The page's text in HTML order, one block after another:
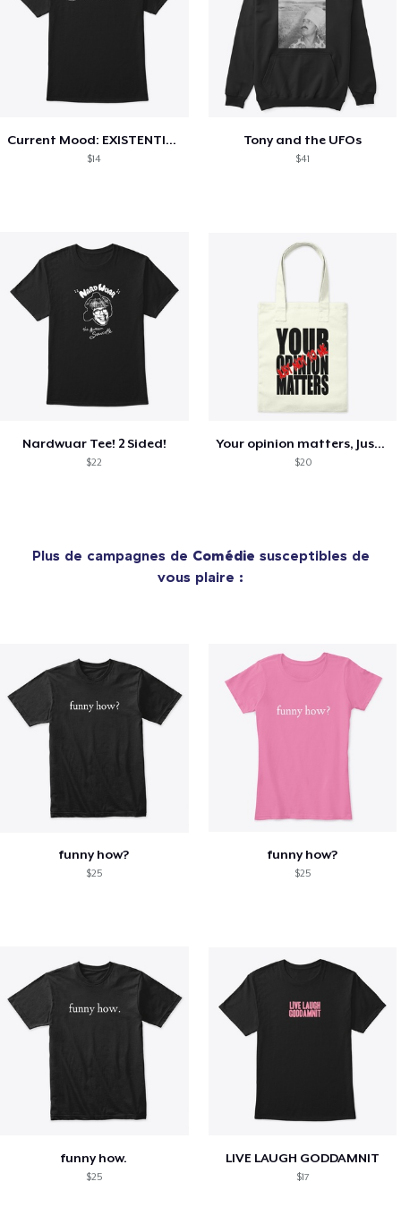
Current Mood: EXISTENTIAL CRISIS
$14
Tony and the UFOs
$41
Nardwuar Tee! 2 Sided!
$22
Your opinion matters, Just not to me!
$20
Plus de campagnes de Comédie susceptibles de
vous plaire :
funny how?
$25
funny how?
$25
funny how.
$25
LIVE LAUGH GODDAMNIT
$17